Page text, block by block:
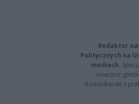
Redaktor
Politycznych na
mediach.
inwestor
dziennikarski z